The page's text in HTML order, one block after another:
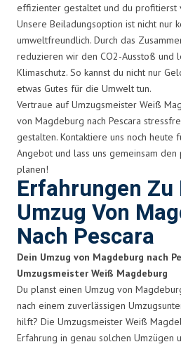
effizienter gestaltet und du profitierst
Unsere Beiladungsoption ist nicht nur
umweltfreundlich. Durch das
reduzieren wir den CO2-Ausstoß und
Klimaschutz. So kannst du nicht nur
etwas Gutes für die Umwelt tun.
Vertraue auf Umzugsmeister Weiß
von Magdeburg nach Pescara
gestalten. Kontaktiere uns noch heute
Angebot und lass uns gemeinsam
planen!
Erfahrungen Zu
Umzug Von
Nach Pescara
Dein Umzug von Magdeburg nach
Umzugsmeister Weiß Magdeburg
Du planst einen Umzug von
nach einem zuverlässigen
hilft? Die Umzugsmeister Weiß
Erfahrung in genau solchen Umzügen